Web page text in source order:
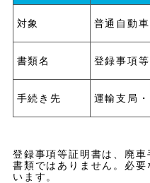
対象 普通自動車
書類名 登録事項
手続き先 運輸支局
登録事項等証明書は、廃車
書類ではありません。必
います。